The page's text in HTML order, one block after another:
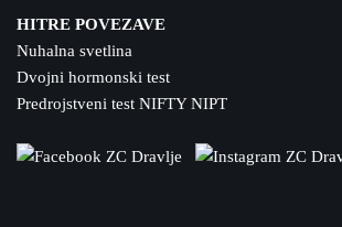
HITRE POVEZAVE
Nuhalna svetlina
Dvojni hormonski test
Predrojstveni test NIFTY NIPT